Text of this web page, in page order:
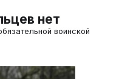
нет
воинской